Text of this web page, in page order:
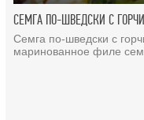
СЕМГА ПО-ШВЕДСКИ С
Семга по-шведски с
маринованное филе